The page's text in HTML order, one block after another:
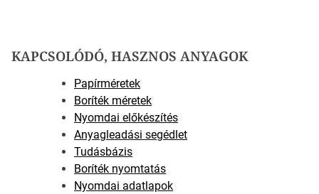
KAPCSOLÓDÓ, HASZNOS ANYAGOK
Papírméretek
Boríték méretek
Nyomdai előkészítés
Anyagleadási segédlet
Tudásbázis
Boríték nyomtatás
Nyomdai adatlapok